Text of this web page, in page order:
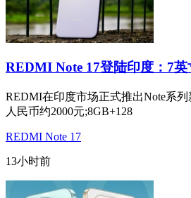
REDMI Note 17登陆印度：7
REDMI在印度市场正式推出Note系
人民币约2000元;8GB+128
REDMI Note 17
13小时前